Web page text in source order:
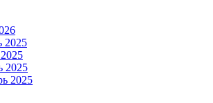
2025
2025
2025